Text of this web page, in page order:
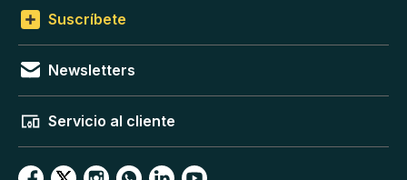
Suscríbete
Newsletters
Servicio al cliente